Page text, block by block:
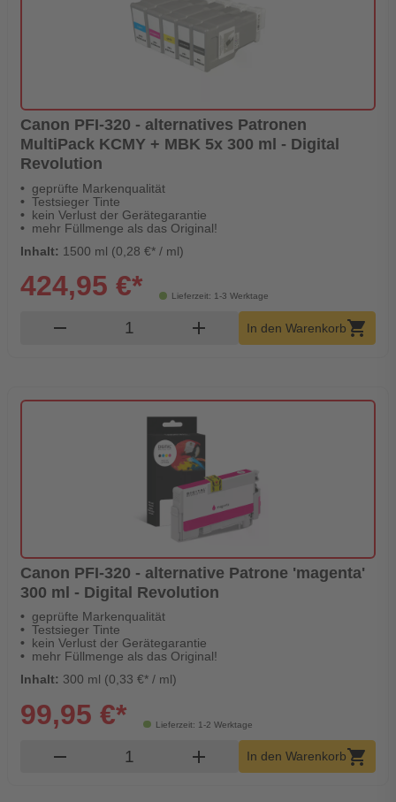
Canon PFI-320 - alternatives Patronen
MultiPack KCMY + MBK 5x 300 ml - Digital
Revolution
geprüfte Markenqualität
Testsieger Tinte
kein Verlust der Gerätegarantie
mehr Füllmenge als das Original!
Inhalt: 1500 ml (0,28 €* / ml)
Lieferzeit: 1-3 Werktage
424,95 €*
remove Produkt Warenkorb Menge
add In den Warenkorbshopping_cart
Canon PFI-320 - alternative Patrone 'magenta'
300 ml - Digital Revolution
geprüfte Markenqualität
Testsieger Tinte
kein Verlust der Gerätegarantie
mehr Füllmenge als das Original!
Inhalt: 300 ml (0,33 €* / ml)
Lieferzeit: 1-2 Werktage
99,95 €*
remove Produkt Warenkorb Menge
add In den Warenkorbshopping_cart